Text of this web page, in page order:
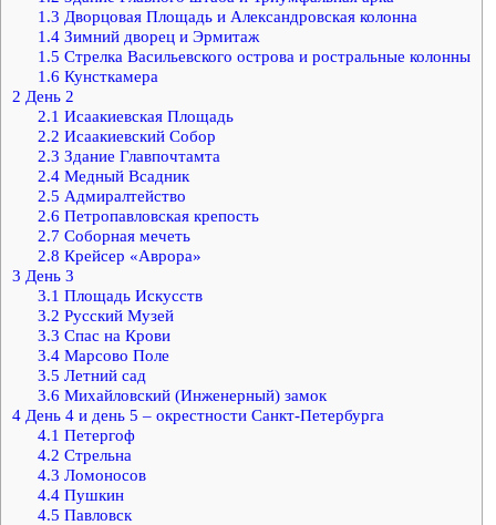
1.3 Дворцовая Площадь и Александровская колонна
1.4Зимний дворец и Эрмитаж
1.5 Стрелка Васильевского острова и ростральные колонны
1.6 Кунсткамера
2 День 2
2.1 Исаакиевская Площадь
2.2 Исаакиевский Собор
2.3 Здание Главпочтамта
2.4Медный Всадник
2.5 Адмиралтейство
2.6 Петропавловская крепость
2.7 Соборная мечеть
2.8 Крейсер «Аврора»
3 День 3
3.1 Площадь Искусств
3.2 Русский Музей
3.3 Спас на Крови
3.4Марсово Поле
3.5 Летний сад
3.6 Михайловский (Инженерный) замок
4 День 4 и день 5 – окрестности Санкт-Петербурга
4.1 Петергоф
4.2 Стрельна
4.3 Ломоносов
4.4Пушкин
4.5 Павловск